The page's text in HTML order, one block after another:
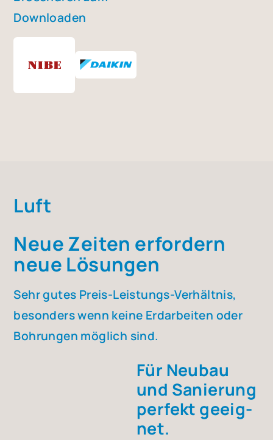
Down­loa­den
Luft
Neue Zei­ten erfor­dern
neue Lösun­gen
Sehr gutes Preis-Leis­tungs-Ver­hält­nis,
beson­ders wenn kei­ne Erd­ar­bei­ten oder
Boh­run­gen mög­lich sind.
Für Neu­bau
und Sanie­rung
per­fekt geeig­
net.